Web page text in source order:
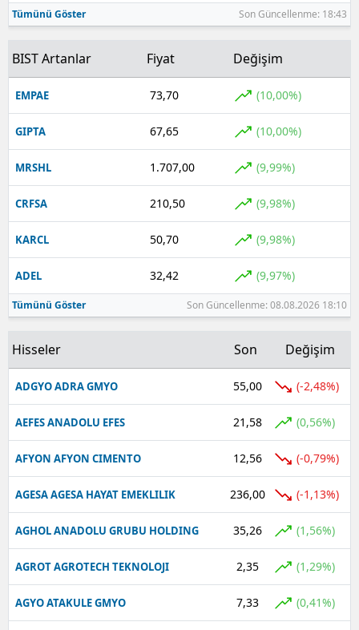
Tümünü Göster Son Güncellenme: 18:43
BIST Artanlar Fiyat Değişim
EMPAE 73,70 (10,00%)
GIPTA 67,65 (10,00%)
MRSHL 1.707,00 (9,99%)
CRFSA 210,50 (9,98%)
KARCL 50,70 (9,98%)
ADEL 32,42 (9,97%)
Tümünü Göster Son Güncellenme: 08.08.2026 18:10
Hisseler Son Değişim
ADGYO ADRA GMYO 55,00 (-2,48%)
AEFES ANADOLU EFES 21,58 (0,56%)
AFYON AFYON CIMENTO 12,56 (-0,79%)
AGESA AGESA HAYAT EMEKLILIK 236,00 (-1,13%)
AGHOL ANADOLU GRUBU HOLDING 35,26 (1,56%)
AGROT AGROTECH TEKNOLOJI 2,35 (1,29%)
AGYO ATAKULE GMYO 7,33 (0,41%)